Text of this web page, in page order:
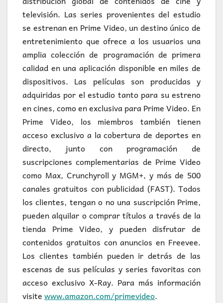
televisión. Las series provenientes del estudio
se estrenan en Prime Video, un destino único de
entretenimiento que ofrece a los usuarios una
amplia colección de programación de primera
calidad en una aplicación disponible en miles de
dispositivos. Las películas son producidas y
adquiridas por el estudio tanto para su estreno
en cines, como en exclusiva para Prime Video. En
Prime Video, los miembros también tienen
acceso exclusivo a la cobertura de deportes en
directo, junto con programación de
suscripciones complementarias de Prime Video
como Max, Crunchyroll y MGM+, y más de 500
canales gratuitos con publicidad (FAST). Todos
los clientes, tengan o no una suscripción Prime,
pueden alquilar o comprar títulos a través de la
tienda Prime Video, y pueden disfrutar de
contenidos gratuitos con anuncios en Freevee.
Los clientes también pueden ir detrás de las
escenas de sus películas y series favoritas con
acceso exclusivo X-Ray. Para más información
visitewww.amazon.com/primevideo.